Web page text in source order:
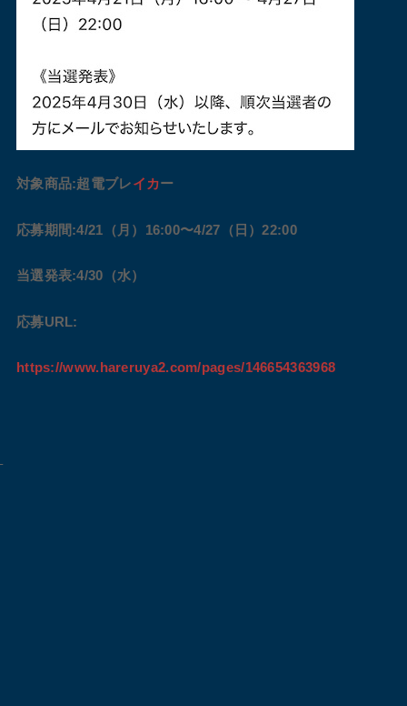
対象商品:超電ブレイカー
応募期間:4/21（月）16:00〜4/27（日）22:00
当選発表:4/30（水）
応募URL:
https://www.hareruya2.com/pages/146654363968